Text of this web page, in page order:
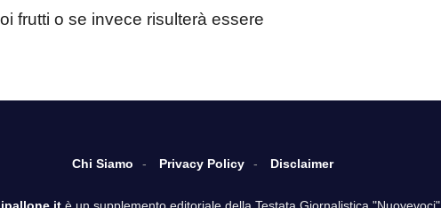
frutti o se invece risulterà essere
Chi Siamo Privacy Policy Disclaimer